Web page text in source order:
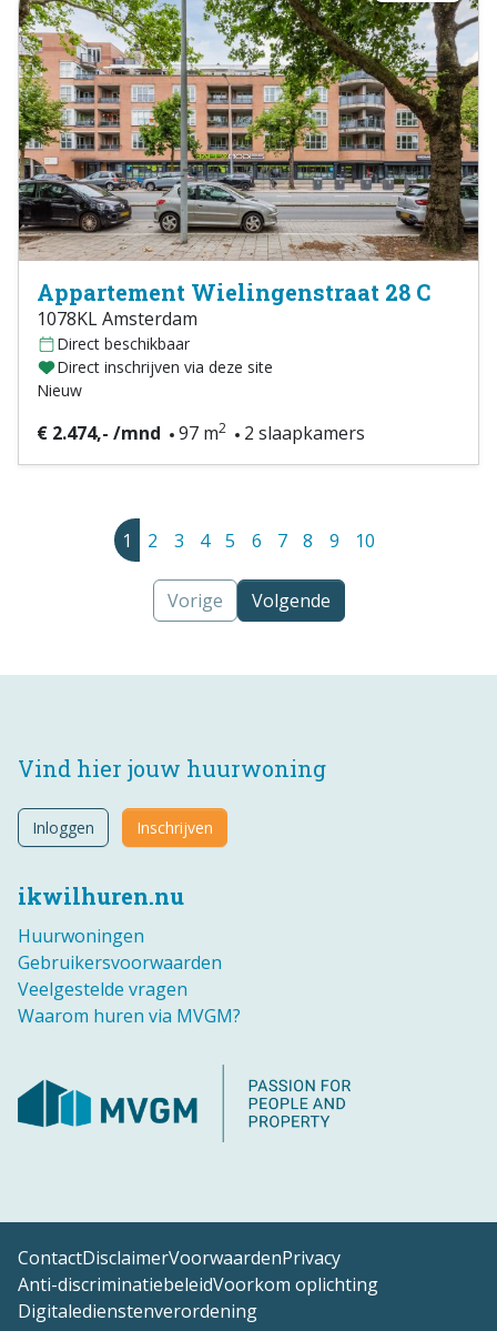
Appartement Wielingenstraat 28 C
1078KL Amsterdam
Direct beschikbaar
Direct inschrijven via deze site
Nieuw
€ 2.474,- /mnd 97 m2 2 slaapkamers
1 2 3 4 5 6 7 8 9 10
Vorige Volgende
ikwilhuren.nu
Huurwoningen
Gebruikersvoorwaarden
Veelgestelde vragen
Waarom huren via MVGM?
Vind hier jouw huurwoning
Inloggen Inschrijven
ContactDisclaimerVoorwaardenPrivacy
Anti-discriminatiebeleidVoorkom oplichting
Digitaledienstenverordening